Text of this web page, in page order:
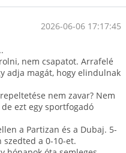
2026-06-06 17:17:45
nem csapatot. Arrafelé
adja magát, hogy elindulnak
nem zavar? Nem
ezt egy sportfogadó
a Partizan és a Dubaj. 5-
a 0-10-et.